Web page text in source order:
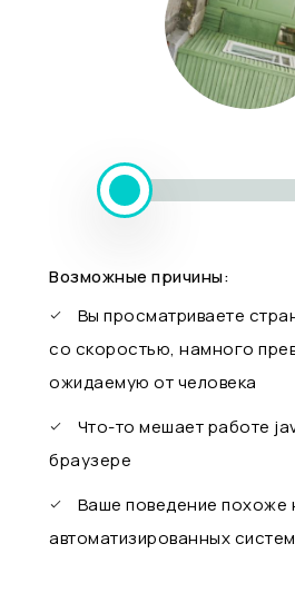
Возможные причины:
Вы просматриваете
со скоростью, намного
ожидаемую от человека
Что-то мешает работе
браузере
Ваше поведение похоже
автоматизированных систем